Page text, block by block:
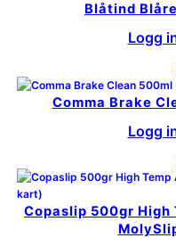
Blåtind
Logg
Comma Brake
Logg
Copaslip 500gr High